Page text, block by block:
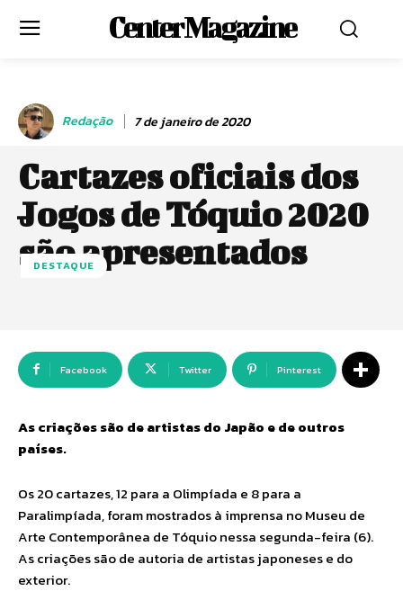
Center Magazine
Redação 7 de janeiro de 2020
Cartazes oficiais dos
Jogos de Tóquio 2020
são apresentados
DESTAQUE
Facebook Twitter Pinterest
As criações são de artistas do Japão e de outros
países.
Os 20 cartazes, 12 para a Olimpíada e 8 para a
Paralimpíada, foram mostrados à imprensa no Museu de
Arte Contemporânea de Tóquio nessa segunda-feira (6).
As criações são de autoria de artistas japoneses e do
exterior.